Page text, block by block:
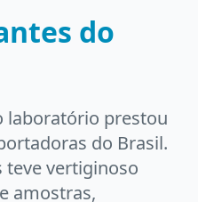
do
laboratório prestou
do Brasil.
teve vertiginoso
amostras,